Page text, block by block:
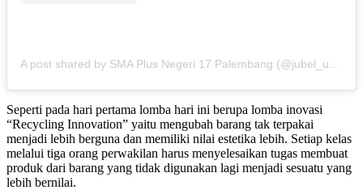
Seperti pada hari pertama lomba hari ini berupa lomba inovasi
“Recycling Innovation” yaitu mengubah barang tak terpakai
menjadi lebih berguna dan memiliki nilai estetika lebih. Setiap kelas
melalui tiga orang perwakilan harus menyelesaikan tugas membuat
produk dari barang yang tidak digunakan lagi menjadi sesuatu yang
lebih bernilai.